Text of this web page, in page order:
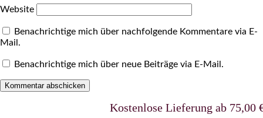
Website
Benachrichtige mich über nachfolgende Kommentare via E-
Mail.
Benachrichtige mich über neue Beiträge via E-Mail.
Kostenlose Lieferung ab 75,00 €uro